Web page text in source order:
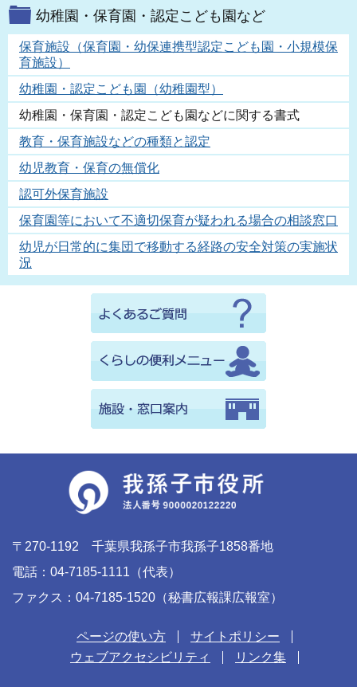
幼稚園・保育園・認定こども園など
保育施設（保育園・幼保連携型認定こども園・小規模保
育施設）
幼稚園・認定こども園（幼稚園型）
幼稚園・保育園・認定こども園などに関する書式
教育・保育施設などの種類と認定
幼児教育・保育の無償化
認可外保育施設
保育園等において不適切保育が疑われる場合の相談窓口
幼児が日常的に集団で移動する経路の安全対策の実施状
況
〒270-1192 千葉県我孫子市我孫子1858番地
電話：04-7185-1111（代表）
ファクス：04-7185-1520（秘書広報課広報室）
ページの使い方
サイトポリシー
ウェブアクセシビリティ
リンク集